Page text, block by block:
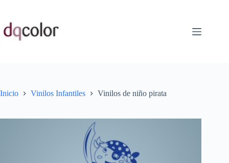
contenido
Inicio Vinilos Infantiles Vinilos de niño pirata